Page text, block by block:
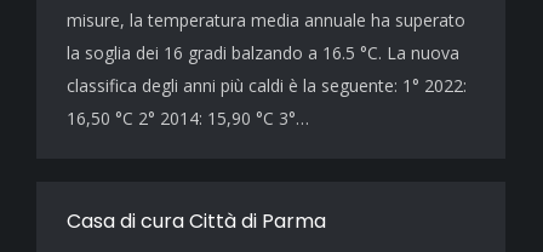
misure, la temperatura media annuale ha superato
la soglia dei 16 gradi balzando a 16.5 °C. La nuova
classifica degli anni più caldi è la seguente: 1° 2022:
16,50 °C 2° 2014: 15,90 °C 3°…
Casa di cura Città di Parma